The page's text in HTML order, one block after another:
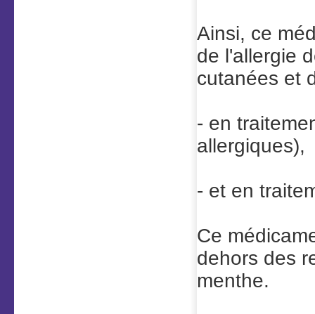
Ainsi, ce
de l'allergie
cutanées et
- en
allergiques),
- et en
Ce
dehors des
menthe.